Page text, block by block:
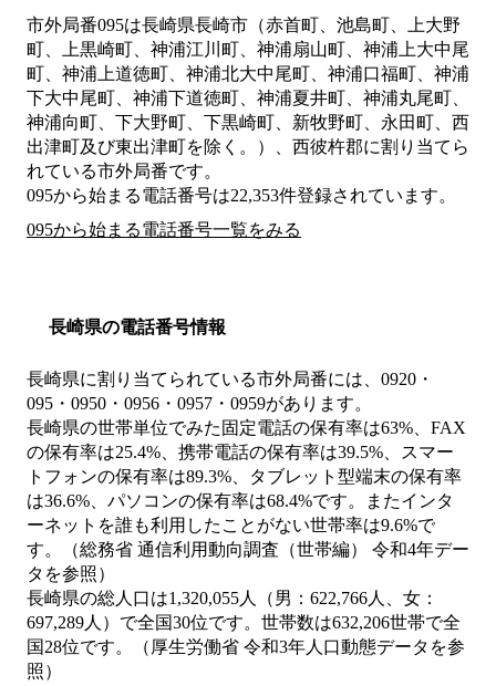
市外局番095は長崎県長崎市（赤首町、池島町、上大野
町、上黒崎町、神浦江川町、神浦扇山町、神浦上大中尾
町、神浦上道徳町、神浦北大中尾町、神浦口福町、神浦
下大中尾町、神浦下道徳町、神浦夏井町、神浦丸尾町、
神浦向町、下大野町、下黒崎町、新牧野町、永田町、西
出津町及び東出津町を除く。）、西彼杵郡に割り当てら
れている市外局番です。
095から始まる電話番号は22,353件登録されています。
095から始まる電話番号一覧をみる
長崎県の電話番号情報
長崎県に割り当てられている市外局番には、0920・
095・0950・0956・0957・0959があります。
長崎県の世帯単位でみた固定電話の保有率は63%、FAX
の保有率は25.4%、携帯電話の保有率は39.5%、スマー
トフォンの保有率は89.3%、タブレット型端末の保有率
は36.6%、パソコンの保有率は68.4%です。またインタ
ーネットを誰も利用したことがない世帯率は9.6%で
す。（総務省 通信利用動向調査（世帯編） 令和4年デー
タを参照）
長崎県の総人口は1,320,055人（男：622,766人、女：
697,289人）で全国30位です。世帯数は632,206世帯で全
国28位です。（厚生労働省 令和3年人口動態データを参
照）